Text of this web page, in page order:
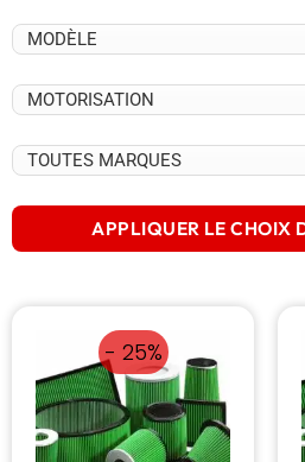
APPLIQUER LE CHOIX
- 25%